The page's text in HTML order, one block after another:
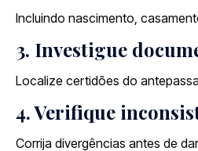
Incluindo nascimento,
3. Investigue
Localize certidões do
4. Verifique
Corrija divergências antes de